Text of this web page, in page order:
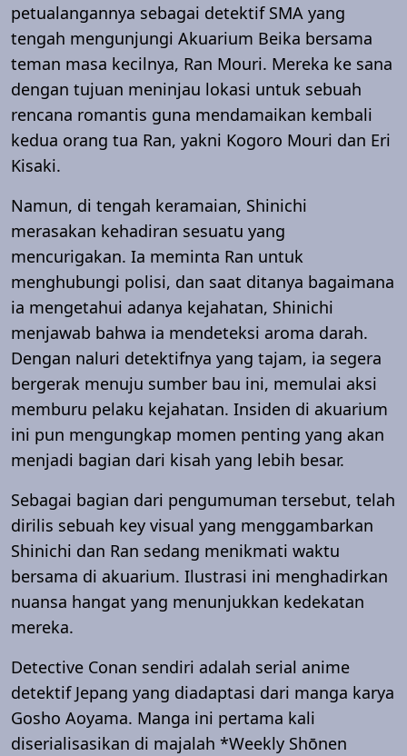
petualangannya sebagai detektif SMA yang
tengah mengunjungi Akuarium Beika bersama
teman masa kecilnya, Ran Mouri. Mereka ke sana
dengan tujuan meninjau lokasi untuk sebuah
rencana romantis guna mendamaikan kembali
kedua orang tua Ran, yakni Kogoro Mouri dan Eri
Kisaki.
Namun, di tengah keramaian, Shinichi
merasakan kehadiran sesuatu yang
mencurigakan. Ia meminta Ran untuk
menghubungi polisi, dan saat ditanya bagaimana
ia mengetahui adanya kejahatan, Shinichi
menjawab bahwa ia mendeteksi aroma darah.
Dengan naluri detektifnya yang tajam, ia segera
bergerak menuju sumber bau ini, memulai aksi
memburu pelaku kejahatan. Insiden di akuarium
ini pun mengungkap momen penting yang akan
menjadi bagian dari kisah yang lebih besar.
Sebagai bagian dari pengumuman tersebut, telah
dirilis sebuah key visual yang menggambarkan
Shinichi dan Ran sedang menikmati waktu
bersama di akuarium. Ilustrasi ini menghadirkan
nuansa hangat yang menunjukkan kedekatan
mereka.
Detective Conan sendiri adalah serial anime
detektif Jepang yang diadaptasi dari manga karya
Gosho Aoyama. Manga ini pertama kali
diserialisasikan di majalah *Weekly Shōnen